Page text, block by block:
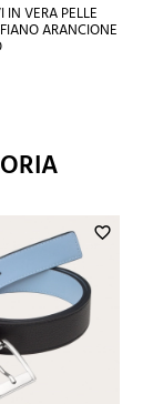
IN VERA PELLE
ARANCIONE
favorite_border